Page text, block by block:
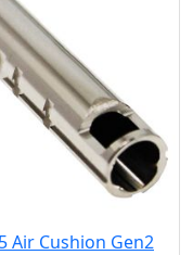
Air Cushion Gen2